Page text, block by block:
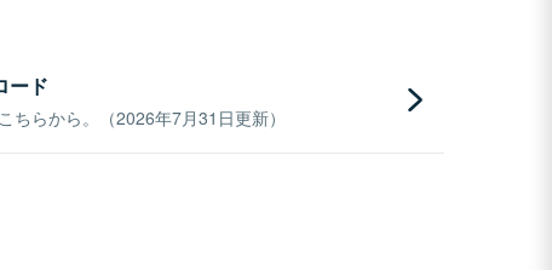
ード
ちらから。（2026年7月31日更新）